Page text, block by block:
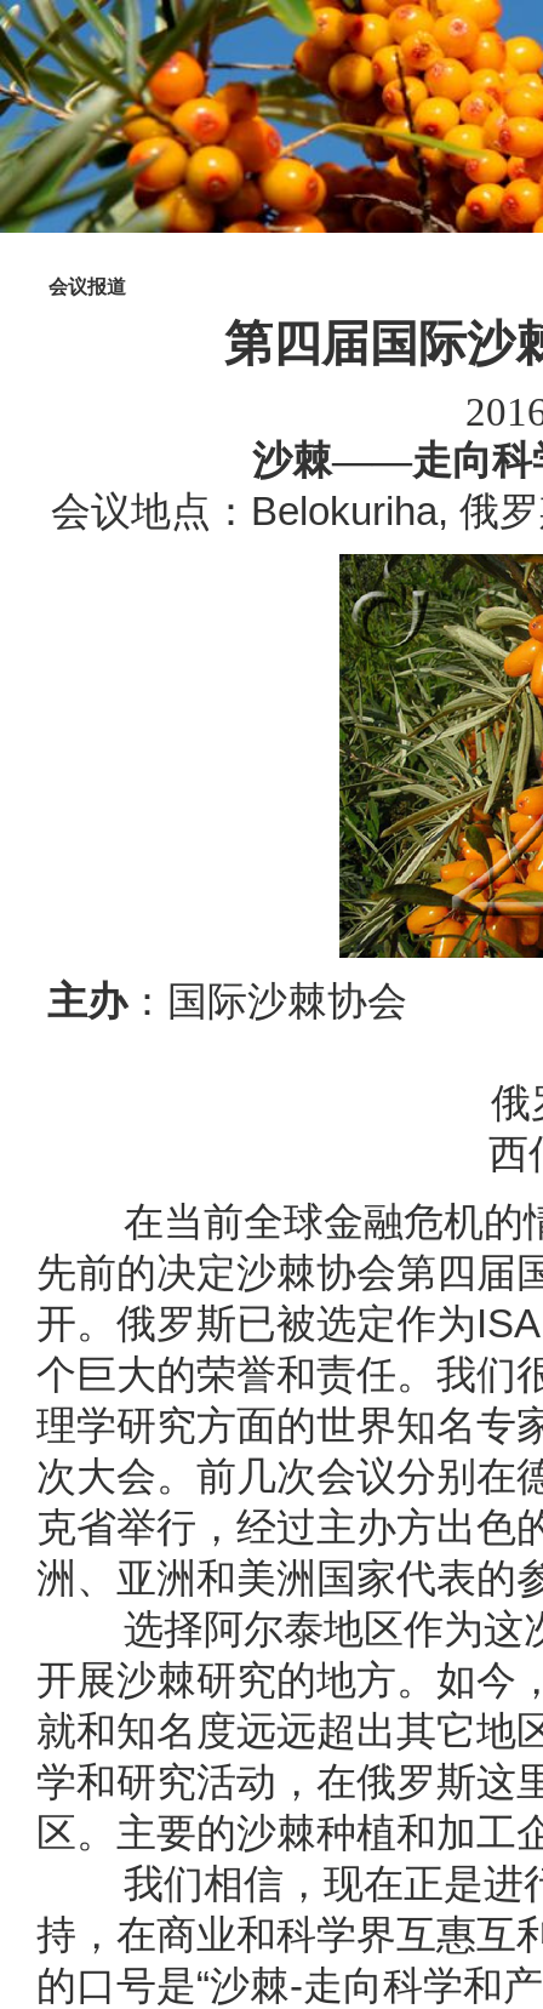
会议报道
第四届国际沙
沙棘——走向科
会议地点：Belokuriha,
主办：国际沙棘协会
俄罗斯农业
西伯利亚
在当前全球金融危机的
先前的决定沙棘协会第四届
开。俄罗斯已被选定作为
个巨大的荣誉和责任。我们
理学研究方面的世界知名专
次大会。前几次会议分别在
克省举行，经过主办方出色
洲、亚洲和美洲国家代表的
选择阿尔泰地区作为这
开展沙棘研究的地方。如今
就和知名度远远超出其它地
学和研究活动，在俄罗斯这
区。主要的沙棘种植和加工
我们相信，现在正是进
持，在商业和科学界互惠互
的口号是“沙棘-走向科学和